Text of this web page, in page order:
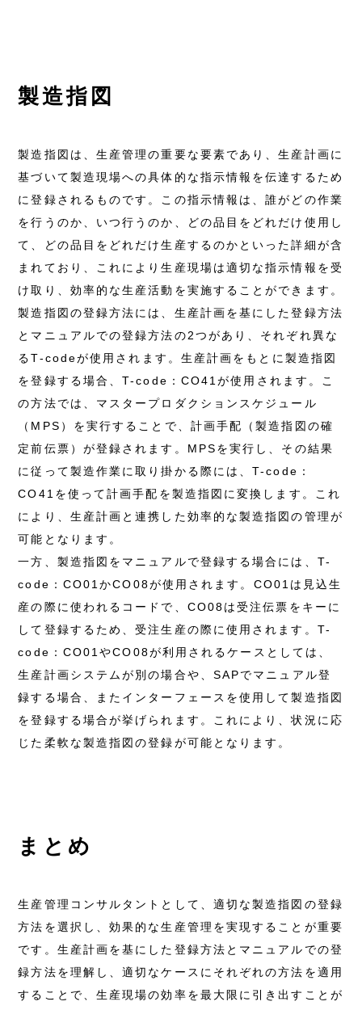
製造指図
製造指図は、生産管理の重要な要素であり、生産計画に
基づいて製造現場への具体的な指示情報を伝達するため
に登録されるものです。この指示情報は、誰がどの作業
を行うのか、いつ行うのか、どの品目をどれだけ使用し
て、どの品目をどれだけ生産するのかといった詳細が含
まれており、これにより生産現場は適切な指示情報を受
け取り、効率的な生産活動を実施することができます。
製造指図の登録方法には、生産計画を基にした登録方法
とマニュアルでの登録方法の2つがあり、それぞれ異な
るT-codeが使用されます。生産計画をもとに製造指図
を登録する場合、T-code：CO41が使用されます。こ
の方法では、マスタープロダクションスケジュール
（MPS）を実行することで、計画手配（製造指図の確
定前伝票）が登録されます。MPSを実行し、その結果
に従って製造作業に取り掛かる際には、T-code：
CO41を使って計画手配を製造指図に変換します。これ
により、生産計画と連携した効率的な製造指図の管理が
可能となります。
一方、製造指図をマニュアルで登録する場合には、T-
code：CO01かCO08が使用されます。CO01は見込生
産の際に使われるコードで、CO08は受注伝票をキーに
して登録するため、受注生産の際に使用されます。T-
code：CO01やCO08が利用されるケースとしては、
生産計画システムが別の場合や、SAPでマニュアル登
録する場合、またインターフェースを使用して製造指図
を登録する場合が挙げられます。これにより、状況に応
じた柔軟な製造指図の登録が可能となります。
まとめ
生産管理コンサルタントとして、適切な製造指図の登録
方法を選択し、効果的な生産管理を実現することが重要
です。生産計画を基にした登録方法とマニュアルでの登
録方法を理解し、適切なケースにそれぞれの方法を適用
することで、生産現場の効率を最大限に引き出すことが